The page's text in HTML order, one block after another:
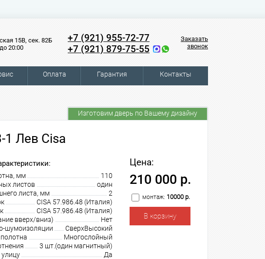
15В, сек. 82Б
20:00
+7 (921) 955-72-77
+7 (921) 879-75-55
Заказать
звонок
Оплата Гарантия Контакты
Изготовим дверь по Вашему дизайну
1 Лев Cisa
мм
110
листов
один
листа, мм
2
CISA 57.986.48 (Италия)
CISA 57.986.48 (Италия)
вверх/вниз)
Нет
шумоизоляции
СверхВысокий
Многослойный
3 шт.(один магнитный)
Да
Цена:
210 000 р.
монтаж: 10000 р.